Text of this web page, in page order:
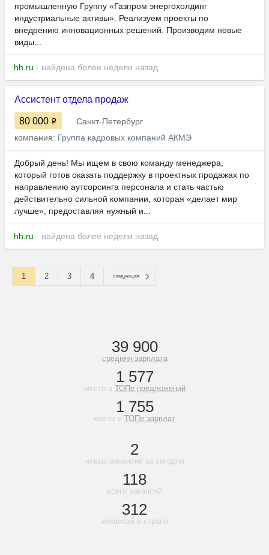
промышленную Группу «Газпром энергохолдинг
индустриальные активы». Реализуем проекты по
внедрению инновационных решений. Производим новые
виды...
hh.ru - найдена более недели назад
Ассистент отдела продаж
80 000
Санкт-Петербург
компания: Группа кадровых компаний АКМЭ
Добрый день! Мы ищем в свою команду менеджера,
который готов оказать поддержку в проектных продажах по
направлению аутсорсинга персонала и стать частью
действительно сильной компании, которая «делает мир
лучше», предоставляя нужный и...
hh.ru - найдена более недели назад
1 2 3 4 следующая
39 900
средняя зарплата
1 577
место в ТОПе предложений
1 755
место в ТОПе зарплат
2
новых вакансий за сегодня
118
всего вакансий
312
вакансий в стране